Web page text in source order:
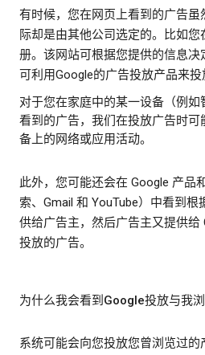
有时候，您在网页上看到的广告虽
际却是由其他公司选定的。比如
册。该网站可根据您提供的信息
可利用Google的广告投放产品来投
对于您在家庭中的某一设备（例
看到的广告，我们在投放广告时
备上的网络或应用活动。
此外，您可能还会在 Google 产品
索、Gmail 和 YouTube）中看到
供给广告主，然后广告主又提供给
投放的广告。
为什么我会看到Google投放与我
系统可能会向您投放您曾浏览过